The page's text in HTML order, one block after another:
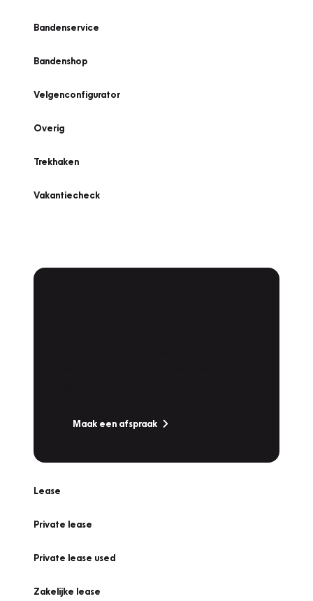
Bandenservice
Bandenshop
Velgenconfigurator
Overig
Trekhaken
Vakantiecheck
Maak een afspraak
Lease
Private lease
Private lease used
Zakelijke lease